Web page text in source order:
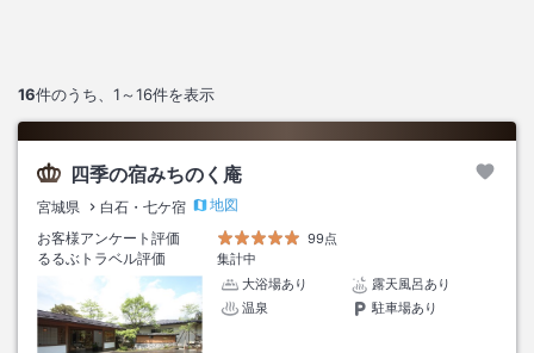
16件のうち、 1～16件を表示
四季の宿みちのく庵
宮城県 白石・七ケ宿
地図
お客様アンケート評価
99点
るるぶトラベル評価
集計中
大浴場あり
露天風呂あり
温泉
駐車場あり